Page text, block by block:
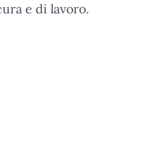
e di lavoro.